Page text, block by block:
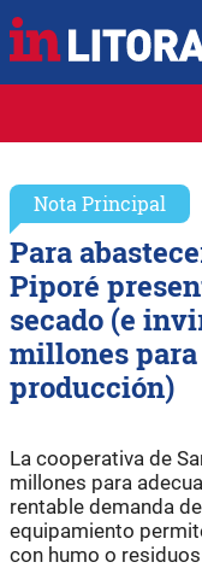
Nota Principal
Para
Piporé
secado (e
millones
producción)
La cooperativa de
millones para
rentable demanda
equipamiento
con humo o